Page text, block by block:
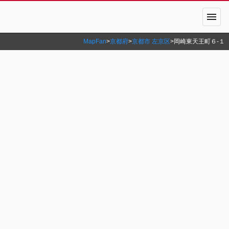
menu
MapFan>京都府>京都市 左京区>岡崎東天王町６‐１